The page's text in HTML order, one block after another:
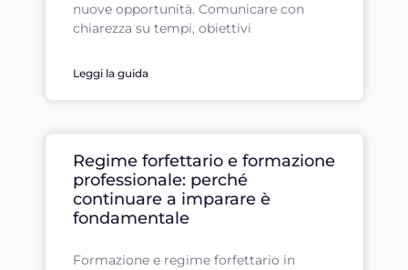
nuove opportunità. Comunicare con
chiarezza su tempi, obiettivi
Leggi la guida
Regime forfettario e formazione
professionale: perché
continuare a imparare è
fondamentale
Formazione e regime forfettario in